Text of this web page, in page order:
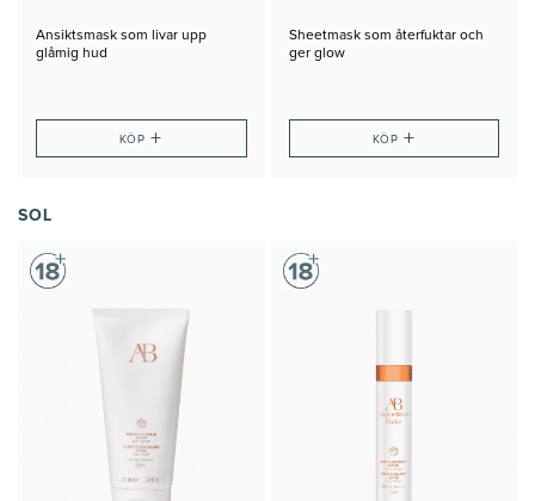
Ansiktsmask som livar upp
glåmig hud
KÖP+
Sheetmask som återfuktar och
ger glow
KÖP +
SOL